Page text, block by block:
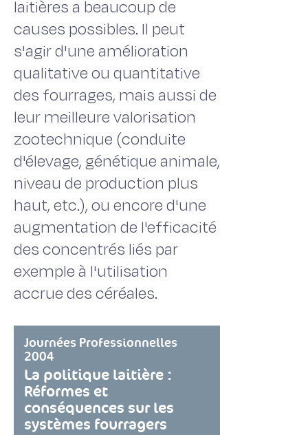
laitières a beaucoup de
causes possibles. Il peut
s'agir d'une amélioration
qualitative ou quantitative
des fourrages, mais aussi de
leur meilleure valorisation
zootechnique (conduite
d'élevage, génétique animale,
niveau de production plus
haut, etc.), ou encore d'une
augmentation de l'efficacité
des concentrés liés par
exemple à l'utilisation
accrue des céréales.
Journées Professionnelles
2004
La politique laitière :
Réformes et
conséquences sur les
systèmes fourragers